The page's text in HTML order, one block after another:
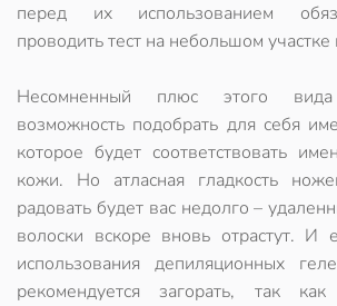
перед их использованием
проводить тест на небольшом
Несомненный плюс этого
возможность подобрать для себя
которое будет соответствовать
кожи. Но атласная гладкость
радовать будет вас недолго –
волоски вскоре вновь отрастут. И
использования депиляционных
рекомендуется загорать, так